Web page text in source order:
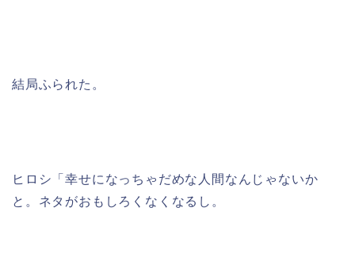
結局ふられた。
ヒロシ「幸せになっちゃだめな人間なんじゃないか
と。ネタがおもしろくなくなるし。